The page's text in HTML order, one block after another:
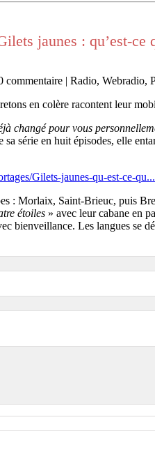
jaunes : qu’est-
commentaire | Radio, Webradio,
en colère racontent leur
changé pour vous
série en huit épisodes, elle
Gilets-jaunes-qu-est-ce-qu...
: Morlaix, Saint-Brieuc, puis
étoiles » avec leur cabane en
bienveillance. Les langues se